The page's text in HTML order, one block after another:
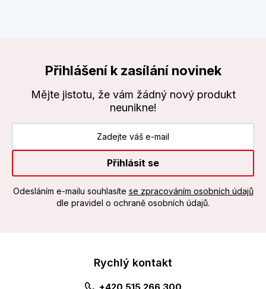
Přihlášení k zasílání novinek
Mějte jistotu, že vám žádný nový produkt
neunikne!
Přihlásit se
Odesláním e-mailu souhlasíte se zpracováním osobních údajů
dle pravidel o ochraně osobních údajů.
Rychlý kontakt